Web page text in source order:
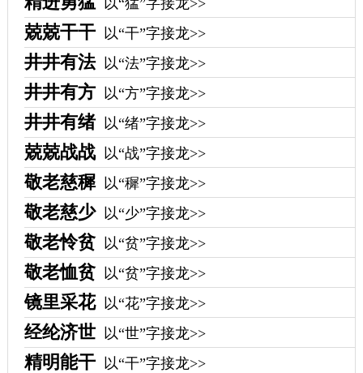
以“猛”字接龙>>
兢兢干干 以“干”字接龙>>
井井有法 以“法”字接龙>>
井井有方 以“方”字接龙>>
井井有绪 以“绪”字接龙>>
兢兢战战 以“战”字接龙>>
敬老慈穉 以“穉”字接龙>>
敬老慈少 以“少”字接龙>>
敬老怜贫 以“贫”字接龙>>
敬老恤贫 以“贫”字接龙>>
镜里采花 以“花”字接龙>>
经纶济世 以“世”字接龙>>
精明能干 以“干”字接龙>>